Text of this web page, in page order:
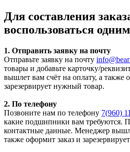
Для составления
воспользоваться
1. Отправить заявку на почту
Отправьте заявку на почту
товары и добавьте карточку/
вышлет вам счёт на оплату, а также
зарезервирует нужный товар.
2. По телефону
Позвоните нам по телефону 7(960)
какие подшипники вам требуются.
контактные данные. Менеджер
также оформит заказ и